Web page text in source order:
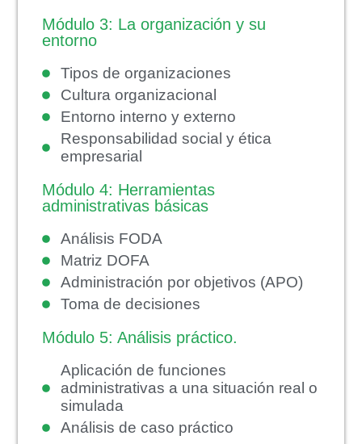
Módulo 3: La organización y su
entorno
Tipos de organizaciones
Cultura organizacional
Entorno interno y externo
Responsabilidad social y ética
empresarial
Módulo 4: Herramientas
administrativas básicas
Análisis FODA
Matriz DOFA
Administración por objetivos (APO)
Toma de decisiones
Módulo 5: Análisis práctico.
Aplicación de funciones
administrativas a una situación real o
simulada
Análisis de caso práctico